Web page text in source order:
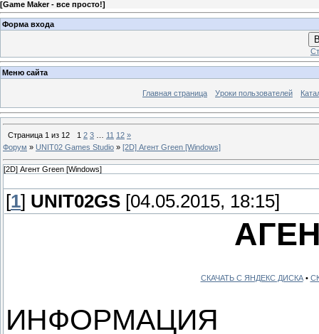
[Game Maker - все просто!]
Форма входа
Меню сайта
Главная страница Уроки пользователей
Страница 1 из 12 1 2 3 11 12 »
Форум » UNIT02 Games Studio » [2D] Агент Green [Windows]
[2D] Агент Green [Windows]
[1] UNIT02GS [04.05.2015, 18:15]
СКАЧАТЬ С ЯНДЕКС ДИСКА•
ИНФОРМАЦИЯ